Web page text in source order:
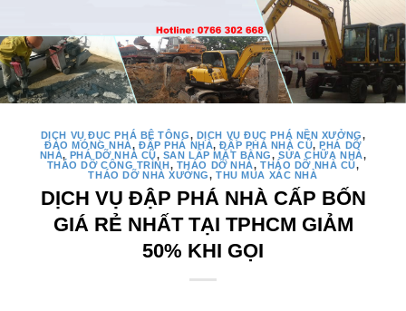
DỊCH VỤ ĐỤC PHÁ BÊ TÔNG, DỊCH VỤ ĐỤC PHÁ NỀN XƯỞNG
ĐÀO MÓNG NHÀ,ĐẬP PHÁ NHÀ,ĐẬP PHÁ NHÀ CŨ ,PHÁ DỠ
PHÁ DỠ NHÀ CŨ,SAN LẤP MẶT BẰNG,SỬA CHỮA NHÀ
THÁO DỠ NHÀ
THÁO DỠ NHÀ XƯỞNG, THU MUA XÁC NHÀ
DỊCH VỤ ĐẬP PHÁ NHÀ CẤP BỐN
GIÁ RẺ NHẤT TẠI TPHCM GIẢM
50% KHI GỌI